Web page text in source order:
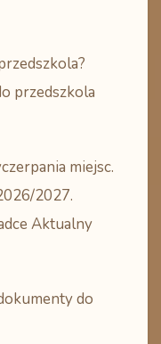
przedszkola
miejsc.
2027.
Aktualny
do